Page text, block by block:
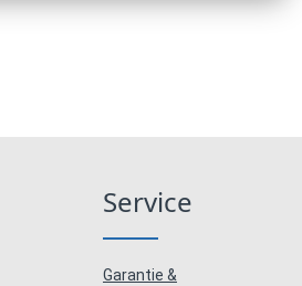
Service
Garantie &